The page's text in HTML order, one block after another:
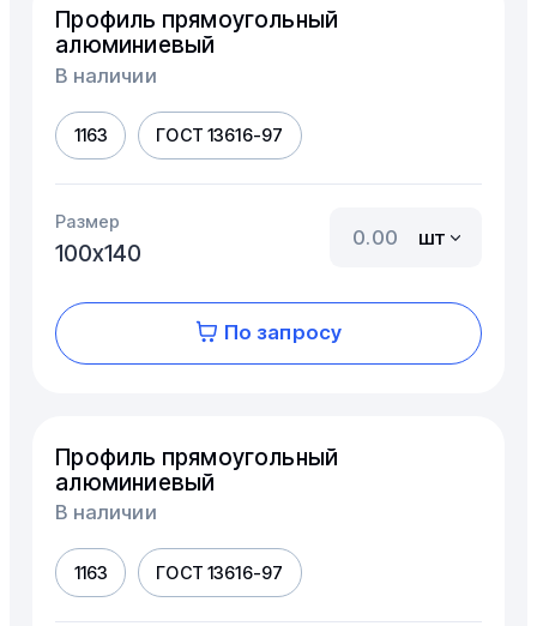
Профиль прямоугольный
алюминиевый
В наличии
1163 ГОСТ 13616-97
Размер
100х140
шт
По запросу
Профиль прямоугольный
алюминиевый
В наличии
1163 ГОСТ 13616-97